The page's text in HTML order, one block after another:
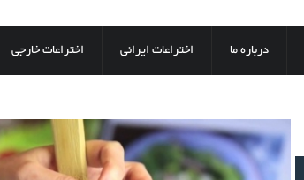
درباره ما اختراعات ایرانی اختراعات خارجی